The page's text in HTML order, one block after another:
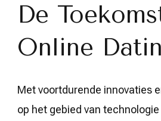
De
Online
Met voortdurende innovaties
op het gebied van